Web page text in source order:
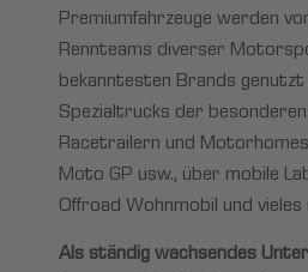
Premiumfahrzeuge werden
Rennteams diverser
bekanntesten Brands
Spezialtrucks der
Racetrailern und
Moto GP usw., über mobile
Offroad Wohnmobil und vieles
Als ständig wachsendes